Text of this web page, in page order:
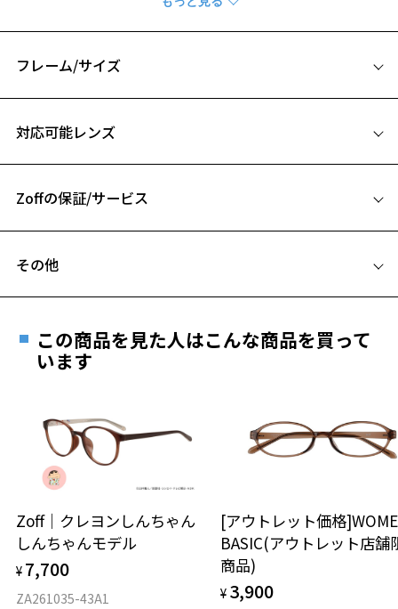
お気に入りリストはこちら
※柄や色味の出方に個体差があり、画像と異なる場合がございます。
フレーム/サイズ
B ブリッジ(鼻部分)の横幅：19mm
お持ちのZoffメガネサイズを確認するには？
仕上がり寸法
D 仕上がりの横幅：約134mm
対応可能レンズ
フレームとレンズの合計料金を知りたい方へ
Zoffの保証/サービス
安心1 フレーム１年間品質保証
きます。
※保証期間内に交換が行われた場合、保証期間は初期の期間から
延長されません。
安心2 視力測定無料
視力の変化を早めに発見するために、定期的な視
力測定をおすすめいたします。
その他
ご希望のお客さまは、「レンズ交換券」をお選びのうえ、
最寄りのZoff実店舗にてレンズをお買い求めください。
※サングラスやパッケージ品では「レンズ交換券」はお選び
談ください。
＜メガネの度数情報がわからない方へ＞
オンラインストアでフレームのみ購入して、
実店舗で度付きにできます
ご購入時に「レンズ交換券」をお選びいただくと、実店舗で
度数を測定のうえ、度付きレンズ（標準セットレンズ）へ無
この商品を見た人はこんな商品を買って
います
Zoff｜クレヨンしんちゃん
しんちゃんモデル
¥ 7,700
ZA261035-43A1
[アウトレット価格
BASIC(アウトレット店舗
商品)
¥ 3,900